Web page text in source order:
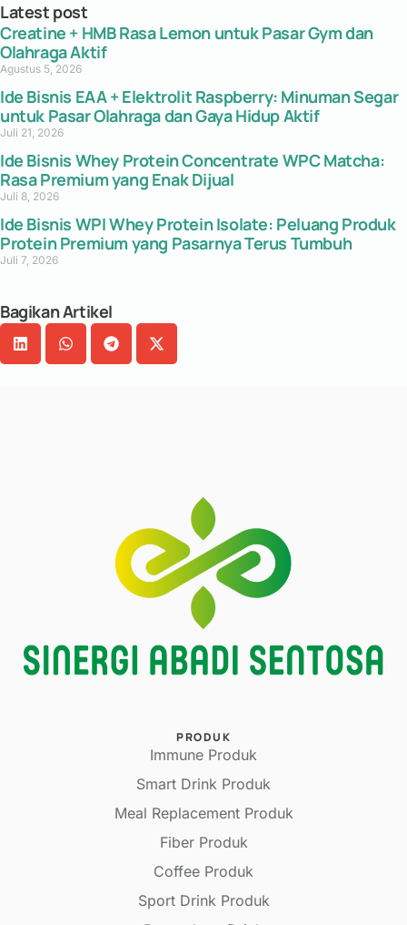
Latest post
Creatine + HMB Rasa Lemon untuk Pasar Gym dan
Olahraga Aktif
Agustus 5, 2026
Ide Bisnis EAA + Elektrolit Raspberry: Minuman Segar
untuk Pasar Olahraga dan Gaya Hidup Aktif
Juli 21, 2026
Ide Bisnis Whey Protein Concentrate WPC Matcha:
Rasa Premium yang Enak Dijual
Juli 8, 2026
Ide Bisnis WPI Whey Protein Isolate: Peluang Produk
Protein Premium yang Pasarnya Terus Tumbuh
Juli 7, 2026
Bagikan Artikel
PRODUK
Immune Produk
Smart Drink Produk
Meal Replacement Produk
Fiber Produk
Coffee Produk
Sport Drink Produk